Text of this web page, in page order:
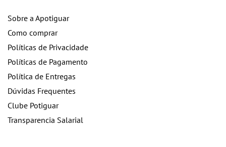
Sobre a Apotiguar
Como comprar
Políticas de Privacidade
Políticas de Pagamento
Política de Entregas
Dúvidas Frequentes
Clube Potiguar
Transparencia Salarial